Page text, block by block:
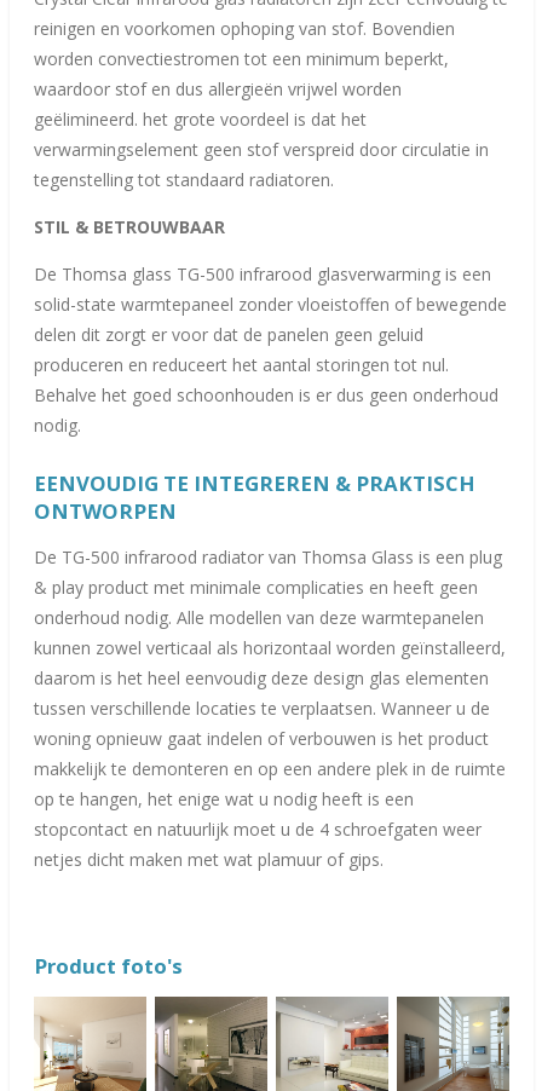
reinigen en voorkomen ophoping van stof. Bovendien
worden convectiestromen tot een minimum beperkt,
waardoor stof en dus allergieën vrijwel worden
geëlimineerd. het grote voordeel is dat het
verwarmingselement geen stof verspreid door circulatie in
tegenstelling tot standaard radiatoren.
STIL & BETROUWBAAR
De Thomsa glass TG-500 infrarood glasverwarming is een
solid-state warmtepaneel zonder vloeistoffen of bewegende
delen dit zorgt er voor dat de panelen geen geluid
produceren en reduceert het aantal storingen tot nul.
Behalve het goed schoonhouden is er dus geen onderhoud
nodig.
EENVOUDIG TE INTEGREREN & PRAKTISCH
ONTWORPEN
De TG-500 infrarood radiator van Thomsa Glass is een plug
& play product met minimale complicaties en heeft geen
onderhoud nodig. Alle modellen van deze warmtepanelen
kunnen zowel verticaal als horizontaal worden geïnstalleerd,
daarom is het heel eenvoudig deze design glas elementen
tussen verschillende locaties te verplaatsen. Wanneer u de
woning opnieuw gaat indelen of verbouwen is het product
makkelijk te demonteren en op een andere plek in de ruimte
op te hangen, het enige wat u nodig heeft is een
stopcontact en natuurlijk moet u de 4 schroefgaten weer
netjes dicht maken met wat plamuur of gips.
Product foto's